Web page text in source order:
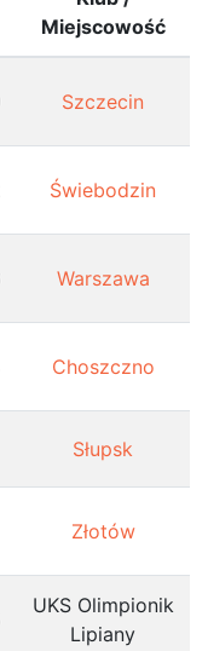
Miejscowość
Szczecin
Świebodzin
Warszawa
Choszczno
Słupsk
Złotów
UKS Olimpionik
Lipiany